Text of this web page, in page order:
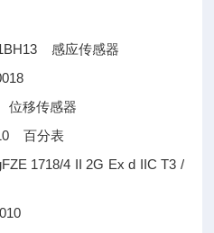
感应传感器
位移传感器
百分表
1718/4 II 2G Ex d IIC T3 /